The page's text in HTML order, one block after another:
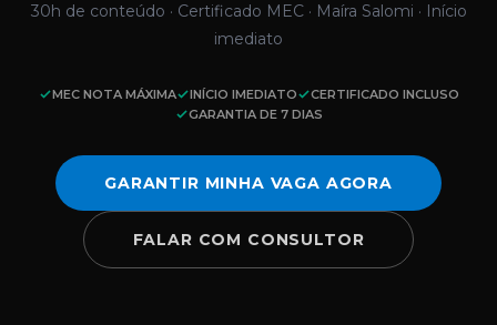
30h de conteúdo · Certificado MEC · Maíra Salomi · Início
imediato
MEC NOTA MÁXIMA INÍCIO IMEDIATO
CERTIFICADO INCLUSO
GARANTIA DE 7 DIAS
GARANTIR MINHA VAGA AGORA
FALAR COM CONSULTOR